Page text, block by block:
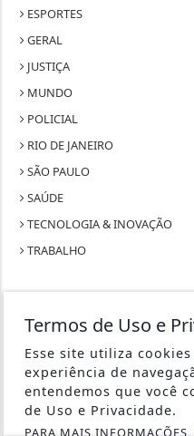
ESPORTES
GERAL
JUSTIÇA
MUNDO
POLICIAL
RIO DE JANEIRO
SÃO PAULO
SAÚDE
TECNOLOGIA & INOVAÇÃO
TRABALHO
SEU SITE - TODOS
TERMOS DE
Termos de Uso e
Esse site utiliza
experiência de
entendemos que você
de Uso e Privacidade.
PARA MAIS INFORMAÇÕES,